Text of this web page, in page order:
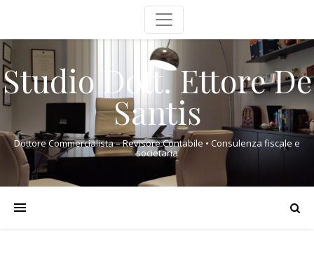
Studio Dott. Ettore De
Santis
Dottore Commercialista – Revisore Contabile • Consulenza fiscale e
societaria